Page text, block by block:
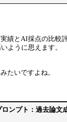
績とAI採点の比較
ように思えます。
たいですよね。
ンプト：過去論文